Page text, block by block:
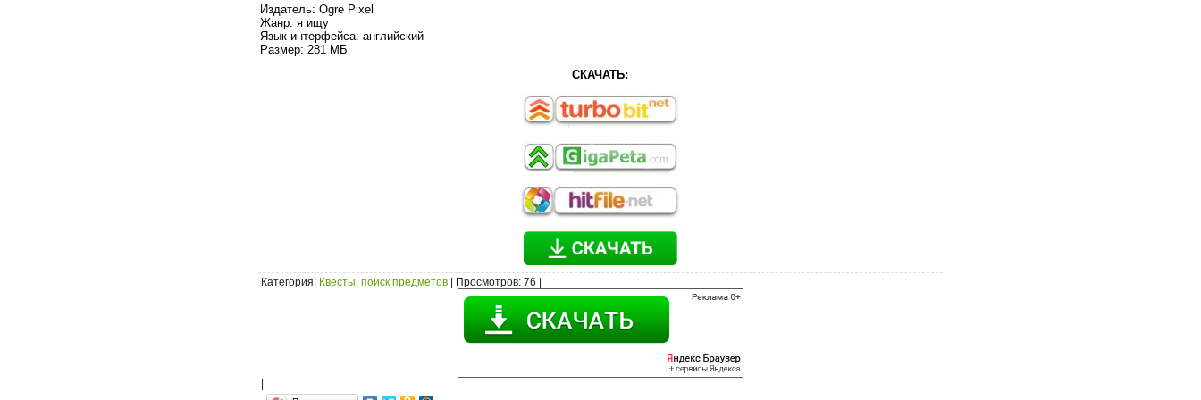
Издатель: Ogre Pixel
Жанр: я ищу
Язык интерфейса: английский
Размер: 281 МБ
СКАЧАТЬ:
Категория: Квесты, поиск предметов Просмотров: 76 |